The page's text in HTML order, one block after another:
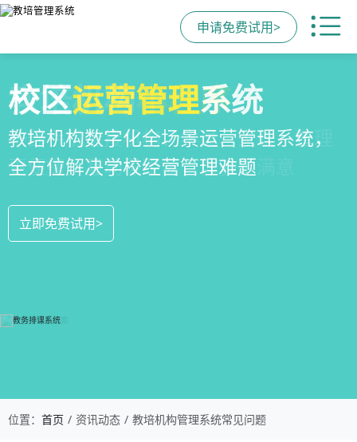
申请免费试用>
全场景招生方案
全场景招生方案+产品矩阵，帮助教育机
构低成本实现生源指数级增长
立即免费试用>
教培机构小程序
一部手机链接机构、学员、家长，管理
更便捷，互动零距离，体验更满意
立即免费试用>
校区运营管理系统
教培机构数字化全场景运营管理系统，
全方位解决学校经营管理难题
立即免费试用>
位置： 首页 资讯动态 教培机构管理系统常见问题